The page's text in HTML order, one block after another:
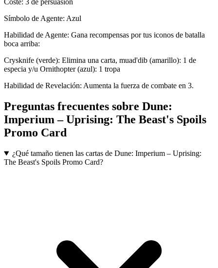
Coste: 3 de persuasión
Símbolo de Agente: Azul
Habilidad de Agente: Gana recompensas por tus iconos de batalla
boca arriba:
Crysknife (verde): Elimina una carta, muad'dib (amarillo): 1 de
especia y/u Ornithopter (azul): 1 tropa
Habilidad de Revelación: Aumenta la fuerza de combate en 3.
Preguntas frecuentes sobre Dune:
Imperium – Uprising: The Beast's Spoils
Promo Card
¿Qué tamaño tienen las cartas de Dune: Imperium – Uprising:
The Beast's Spoils Promo Card?